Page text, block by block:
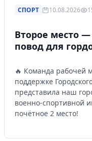
СПОРТ 10.08.2026
Второе место
повод для
🔥 Команда рабочей
поддержке
представила наш
военно-спортивной
почётное 2 место!